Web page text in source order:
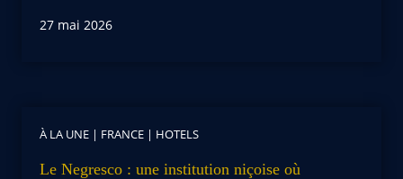
27 mai 2026
À LA UNE | FRANCE | HOTELS
Le Negresco : une institution niçoise où